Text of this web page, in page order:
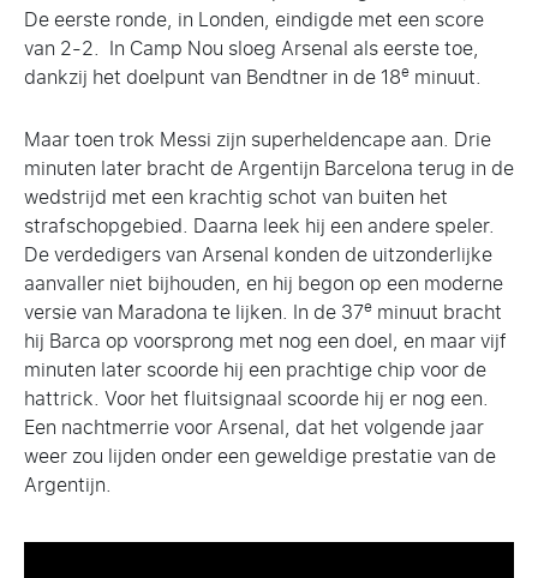
De eerste ronde, in Londen, eindigde met een score
van 2-2. In Camp Nou sloeg Arsenal als eerste toe,
dankzij het doelpunt van Bendtner in de 18e minuut.
Maar toen trok Messi zijn superheldencape aan. Drie
minuten later bracht de Argentijn Barcelona terug in de
wedstrijd met een krachtig schot van buiten het
strafschopgebied. Daarna leek hij een andere speler.
De verdedigers van Arsenal konden de uitzonderlijke
aanvaller niet bijhouden, en hij begon op een moderne
versie van Maradona te lijken. In de 37e minuut bracht
hij Barca op voorsprong met nog een doel, en maar vijf
minuten later scoorde hij een prachtige chip voor de
hattrick. Voor het fluitsignaal scoorde hij er nog een.
Een nachtmerrie voor Arsenal, dat het volgende jaar
weer zou lijden onder een geweldige prestatie van de
Argentijn.